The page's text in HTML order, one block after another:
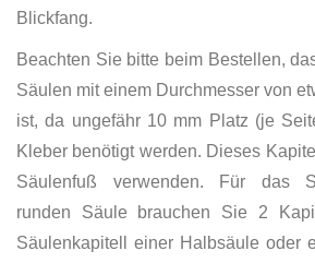
Blickfang.
Beachten Sie bitte beim Bestellen,
Säulen mit einem Durchmesser von
ist, da ungefähr 10 mm Platz (je
Kleber benötigt werden. Dieses
Säulenfuß verwenden. Für das
runden Säule brauchen Sie 2
Säulenkapitell einer Halbsäule oder